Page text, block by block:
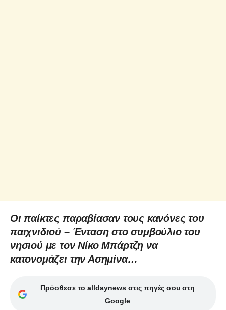
Οι παίκτες παραβίασαν τους κανόνες του
παιχνιδιού – Ένταση στο συμβούλιο του
νησιού με τον Νίκο Μπάρτζη να
κατονομάζει την Ασημίνα…
Πρόσθεσε το alldaynews στις πηγές σου στη
Google